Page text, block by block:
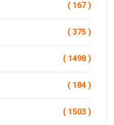
( 167 )
( 375 )
( 1498 )
( 184 )
( 1503 )